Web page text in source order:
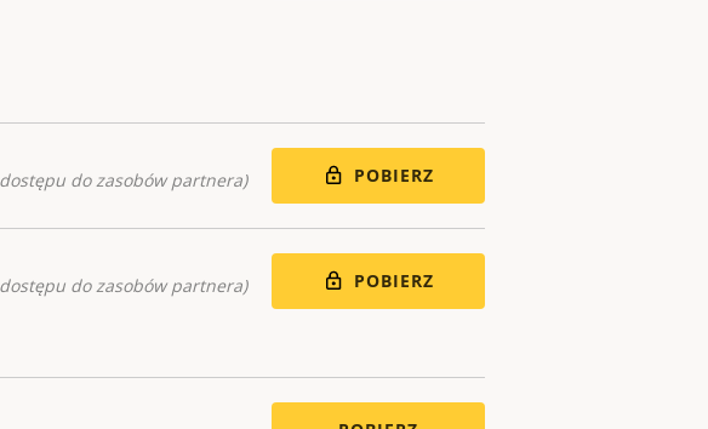
do zasobów partnera) POBIERZ
do zasobów partnera) POBIERZ